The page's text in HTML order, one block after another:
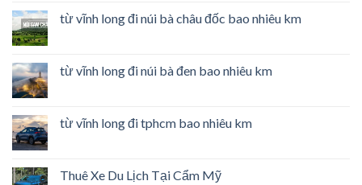
từ vĩnh long đi núi bà châu đốc bao nhiêu km
từ vĩnh long đi núi bà đen bao nhiêu km
từ vĩnh long đi tphcm bao nhiêu km
Thuê Xe Du Lịch Tại Cẩm Mỹ